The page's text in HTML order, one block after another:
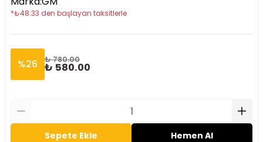
*₺48.33 den başlayan taksitlerle
%26 ₺ 780.00
₺ 580.00
Sepete Ekle Hemen Al